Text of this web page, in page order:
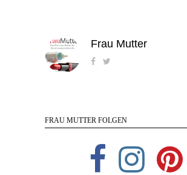
Frau Mutter
FRAU MUTTER FOLGEN